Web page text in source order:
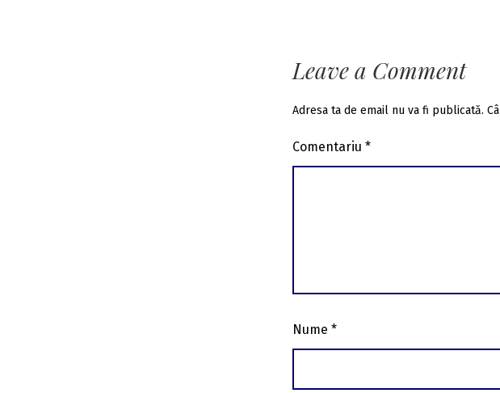
Leave a Comment
Adresa ta de email nu va fi publicată.
Comentariu *
Nume *